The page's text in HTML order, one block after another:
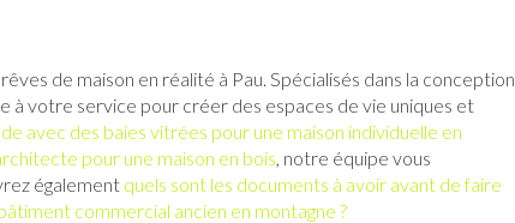
de maison en réalité à Pau. Spécialisés dans la conception
à votre service pour créer des espaces de vie uniques et
avec des baies vitrées pour une maison individuelle en
pour une maison en bois, notre équipe vous
également quels sont les documents à avoir avant de faire
commercial ancien en montagne ?